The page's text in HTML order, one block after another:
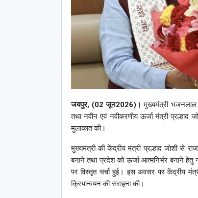
जयपुर, (02 जून2026)। मुख्यमंत्री भजनलाल
तथा नवीन एवं नवीकरणीय ऊर्जा मंत्री
मुलाकात की।
मुख्यमंत्री की केंद्रीय मंत्री प्रल्हाद जोशी से
बनाने तथा प्रदेश को ऊर्जा आत्मनिर्भर बनाने हेतु
पर विस्तृत चर्चा हुई। इस अवसर पर केंद्रीय
क्रियान्वयन की सराहना की।